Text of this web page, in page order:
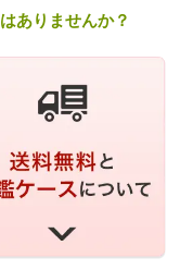
はありませんか？